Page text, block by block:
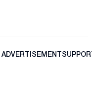
ADVERTISEMENT